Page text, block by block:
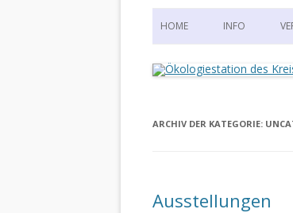
HOME INFO
ARCHIV DER KATEGORIE:
Ausstellungen